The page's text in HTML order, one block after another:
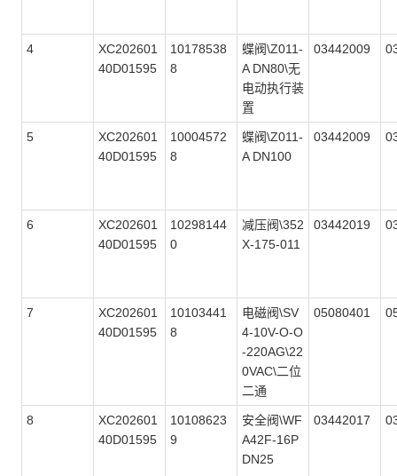
4
XC202601
40D01595
10178538
8
蝶阀\Z011-
A DN80\无
电动执行装
置
03442009
5
XC202601
40D01595
10004572
8
蝶阀\Z011-
A DN100
03442009
6
XC202601
40D01595
10298144
0
减压阀\352
X-175-011
03442019
7
XC202601
40D01595
10103441
8
电磁阀\SV
4-10V-O-O
-220AG\22
0VAC\二位
二通
05080401
8
XC202601
40D01595
10108623
9
安全阀\WF
A42F-16P
DN25
03442017